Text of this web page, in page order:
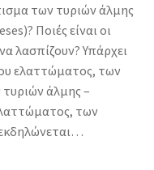
των τυριών άλμης
Ποιές είναι οι
λασπίζουν? Υπάρχει
ελαττώματος, των
τυριών άλμης –
των